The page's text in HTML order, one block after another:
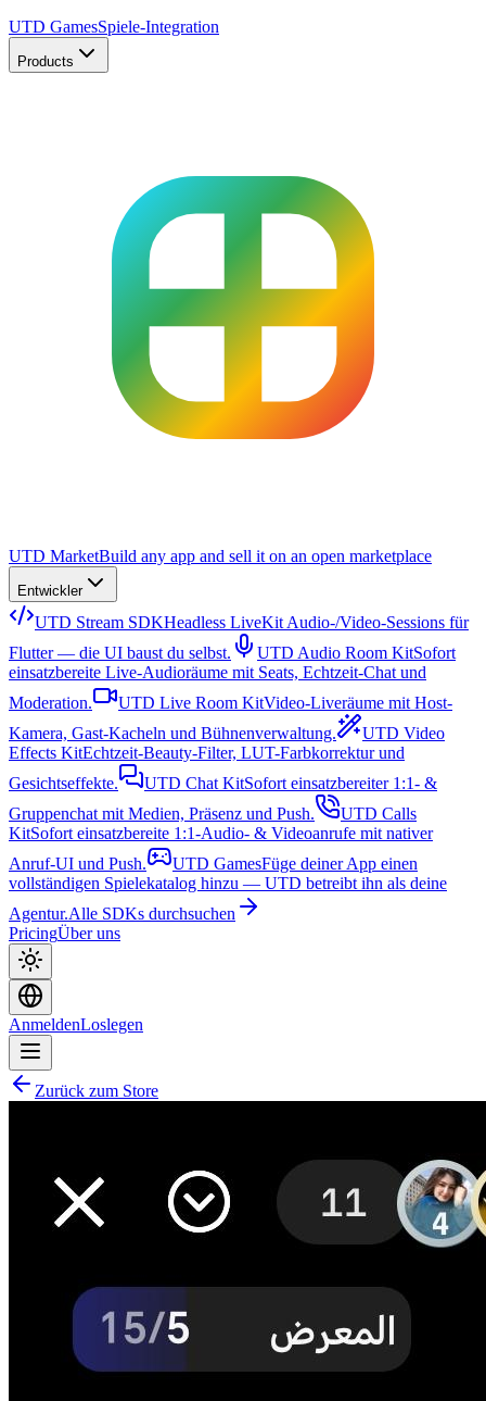
UTD GamesSpiele-Integration
Products
UTD MarketBuild any app and sell it on an open marketplace
Entwickler
UTD Stream SDKHeadless LiveKit Audio-/Video-Sessions für
Flutter — die UI baust du selbst.
UTD Audio Room KitSofort
einsatzbereite Live-Audioräume mit Seats, Echtzeit-Chat und
Moderation.
UTD Live Room KitVideo-Liveräume mit Host-
Kamera, Gast-Kacheln und Bühnenverwaltung.
UTD Video
Effects KitEchtzeit-Beauty-Filter, LUT-Farbkorrektur und
Gesichtseffekte.
UTD Chat KitSofort einsatzbereiter 1:1- &
Gruppenchat mit Medien, Präsenz und Push.
UTD Calls
KitSofort einsatzbereite 1:1-Audio- & Videoanrufe mit nativer
Anruf-UI und Push.
UTD GamesFüge deiner App einen
vollständigen Spielekatalog hinzu — UTD betreibt ihn als deine
Agentur.Alle SDKs durchsuchen
PricingÜber uns
AnmeldenLoslegen
Zurück zum Store